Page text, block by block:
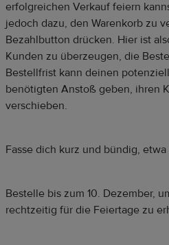
erfolgreichen Verkauf feiern
jedoch dazu, den Warenkorb zu
Bezahlbutton drücken. Hier ist
Kunden zu überzeugen, die
Bestellfrist kann deinen
benötigten Anstoß geben, ihren
verschieben.
Fasse dich kurz und bündig, etwa
Bestelle bis zum 10. Dezember,
rechtzeitig für die Feiertage zu